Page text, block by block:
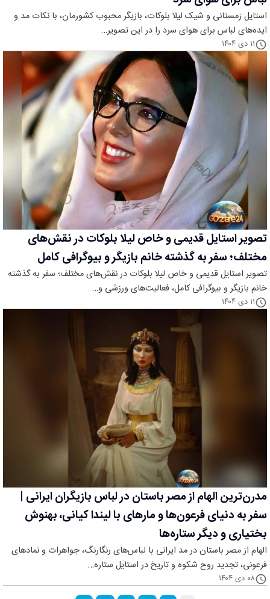
استایل زمستانی و شیک لیلا بلوکات، بازیگر محبوب کشورمان، با نکات مد و
ایده‌های لباس برای هوای سرد را در این تصویر…
۱۱ دی ۱۴۰۴
تصویر استایل قدیمی و خاص لیلا بلوکات در نقش‌های
مختلف؛ سفر به گذشته خانم بازیگر و بیوگرافی کامل
تصویر استایل قدیمی و خاص لیلا بلوکات در نقش‌های مختلف؛ سفر به گذشته
خانم بازیگر و بیوگرافی کامل، فعالیت‌های ورزشی و…
۱۱ دی ۱۴۰۴
مدرن‌ترین الهام از مصر باستان در لباس بازیگران ایرانی |
سفر به دنیای فرعون‌ها و مارهای با لیندا کیانی، بهنوش
بختیاری و دیگر ستاره‌ها
الهام از مصر باستان در مد ایرانی با لباس‌های رنگارنگ، جواهرات و نمادهای
فرعونی، تجدید روح شکوه و تاریخ در استایل ستاره‌…
۰۸ دی ۱۴۰۴